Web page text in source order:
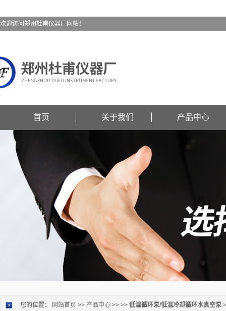
欢迎访问郑州杜甫仪器厂网站！
首页 关于我们 产品中心
您的位置： 网站首页 >> 产品中心 >> >> 低温循环泵/低温冷却循环水真空泵